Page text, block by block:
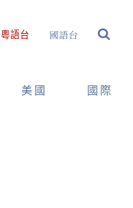
粵語台 國語台
美國 國際